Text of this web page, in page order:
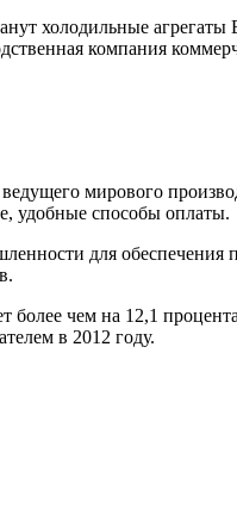
холодильные агрегаты
компания
мирового
удобные способы оплаты.
для
чем на 12,1
в 2012 году.